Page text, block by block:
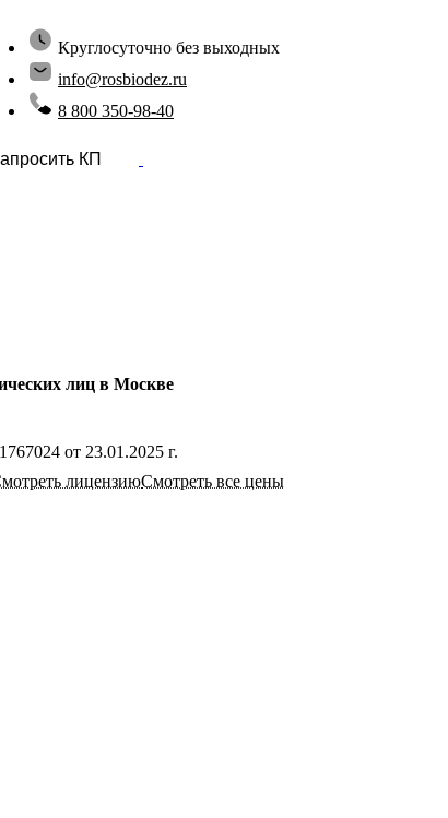
Круглосуточно без выходных
info@rosbiodez.ru
8 800 350-98-40
КП
лиц в Москве
от 23.01.2025 г.
лицензиюСмотреть все цены